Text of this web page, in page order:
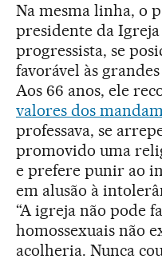
Na mesma linha, o
presidente da
progressista, se
favorável às
Aos 66 anos, ele
valores dos
professava, se
promovido uma
e prefere punir ao
em alusão à
“A igreja não pode
homossexuais não
acolheria. Nunca